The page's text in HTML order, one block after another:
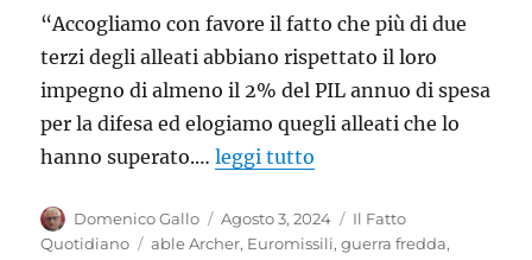
“Accogliamo con favore il fatto che più di due
terzi degli alleati abbiano rispettato il loro
impegno di almeno il 2% del PIL annuo di spesa
per la difesa ed elogiamo quegli alleati che lo
hanno superato.…leggi tutto
Autore
Domenico Gallo
Pubblicato
il
Agosto 3, 2024 Categorie
Il Fatto
Quotidiano
Tag
able Archer, Euromissili,guerra fredda,